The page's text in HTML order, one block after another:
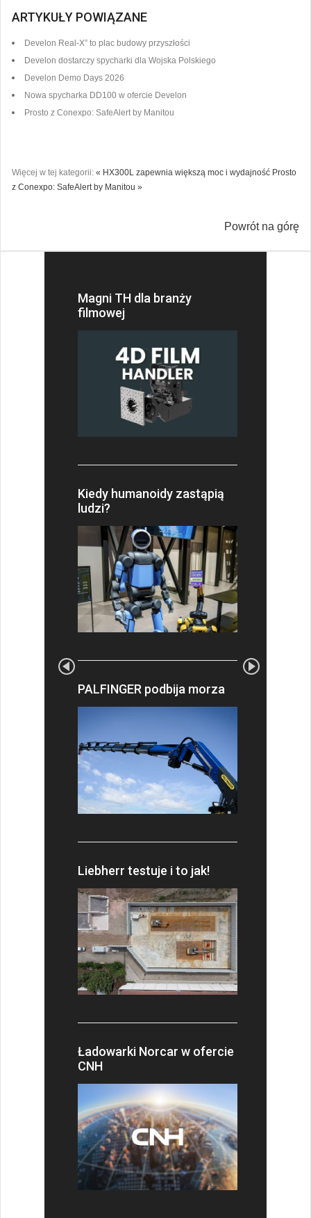
ARTYKUŁY POWIĄZANE
Develon Real-X” to plac budowy przyszłości
Develon dostarczy spycharki dla Wojska Polskiego
Develon Demo Days 2026
Nowa spycharka DD100 w ofercie Develon
Prosto z Conexpo: SafeAlert by Manitou
Więcej w tej kategorii: « HX300L zapewnia większą moc i wydajność Prosto
z Conexpo: SafeAlert by Manitou »
Powrót na górę
Magni TH dla branży
filmowej
Kiedy humanoidy zastąpią
ludzi?
PALFINGER podbija morza
Liebherr testuje i to jak!
Ładowarki Norcar w ofercie
CNH